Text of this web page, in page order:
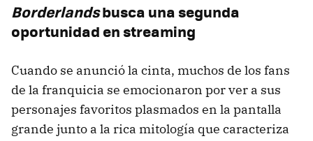
Borderlandsbusca una segunda
oportunidad en streaming
Cuando se anunció la cinta, muchos de los fans
de la franquicia se emocionaron por ver a sus
personajes favoritos plasmados en la pantalla
grande junto a la rica mitología que caracteriza